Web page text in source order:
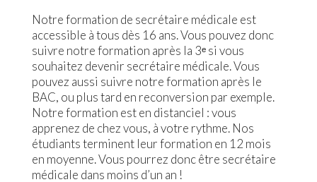
Notre formation de secrétaire médicale est
accessible à tous dès 16 ans. Vous pouvez donc
suivre notre formation après la 3ᵉ si vous
souhaitez devenir secrétaire médicale. Vous
pouvez aussi suivre notre formation après le
BAC, ou plus tard en reconversion par exemple.
Notre formation est en distanciel : vous
apprenez de chez vous, à votre rythme. Nos
étudiants terminent leur formation en 12 mois
en moyenne. Vous pourrez donc être secrétaire
médicale dans moins d’un an !